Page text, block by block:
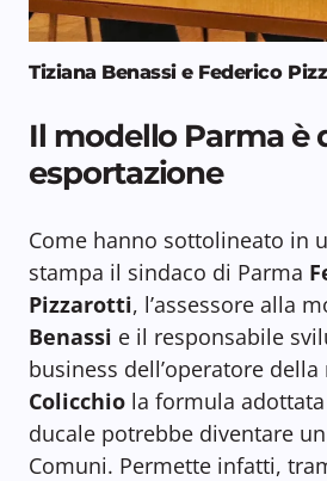
Tiziana Benassi e Federico
Il modello Parma è
esportazione
Come hanno sottolineato in
stampa il sindaco di Parma
Pizzarotti, l’assessore alla
Benassi e il responsabile
business dell’operatore della
Colicchio la formula
ducale potrebbe diventare
Comuni. Permette infatti,